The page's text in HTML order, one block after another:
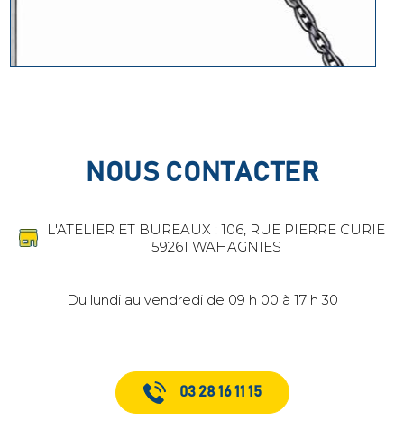
NOUS CONTACTER
L'ATELIER ET BUREAUX : 106, RUE PIERRE CURIE
59261 WAHAGNIES
Du lundi au vendredi de 09 h 00 à 17 h 30
03 28 16 11 15